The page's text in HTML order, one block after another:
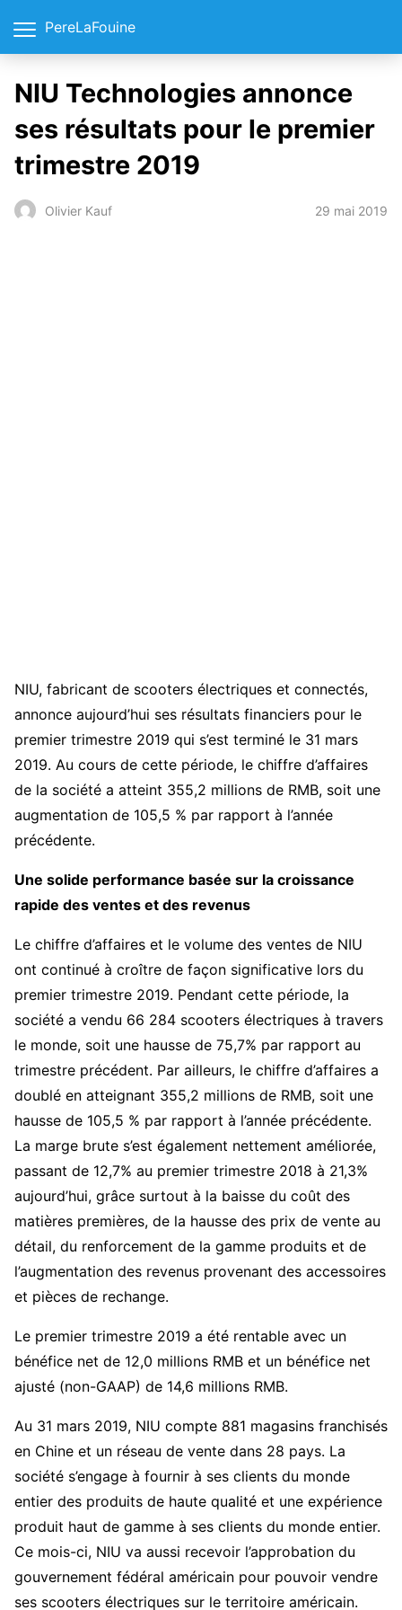
PereLaFouine
NIU Technologies annonce
ses résultats pour le premier
trimestre 2019
Olivier Kauf 29 mai 2019
NIU, fabricant de scooters électriques et connectés,
annonce aujourd’hui ses résultats financiers pour le
premier trimestre 2019 qui s’est terminé le 31 mars
2019. Au cours de cette période, le chiffre d’affaires
de la société a atteint 355,2 millions de RMB, soit une
augmentation de 105,5 % par rapport à l’année
précédente.
Une solide performance basée sur la croissance
rapide des ventes et des revenus
Le chiffre d’affaires et le volume des ventes de NIU
ont continué à croître de façon significative lors du
premier trimestre 2019. Pendant cette période, la
société a vendu 66 284 scooters électriques à travers
le monde, soit une hausse de 75,7% par rapport au
trimestre précédent. Par ailleurs, le chiffre d’affaires a
doublé en atteignant 355,2 millions de RMB, soit une
hausse de 105,5 % par rapport à l’année précédente.
La marge brute s’est également nettement améliorée,
passant de 12,7% au premier trimestre 2018 à 21,3%
aujourd’hui, grâce surtout à la baisse du coût des
matières premières, de la hausse des prix de vente au
détail, du renforcement de la gamme produits et de
l’augmentation des revenus provenant des accessoires
et pièces de rechange.
Le premier trimestre 2019 a été rentable avec un
bénéfice net de 12,0 millions RMB et un bénéfice net
ajusté (non-GAAP) de 14,6 millions RMB.
Au 31 mars 2019, NIU compte 881 magasins franchisés
en Chine et un réseau de vente dans 28 pays. La
société s’engage à fournir à ses clients du monde
entier des produits de haute qualité et une expérience
produit haut de gamme à ses clients du monde entier.
Ce mois-ci, NIU va aussi recevoir l’approbation du
gouvernement fédéral américain pour pouvoir vendre
ses scooters électriques sur le territoire américain.